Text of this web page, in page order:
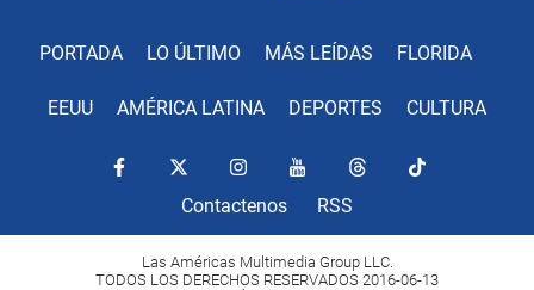
PORTADA LO ÚLTIMO MÁS LEÍDAS FLORIDA
EEUU AMÉRICA LATINA DEPORTES CULTURA
Contactenos RSS
Las Américas Multimedia Group LLC.
TODOS LOS DERECHOS RESERVADOS 2016-06-13